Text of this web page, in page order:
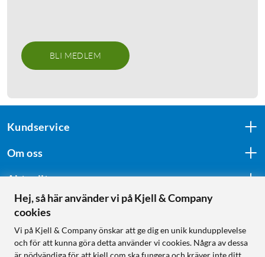
BLI MEDLEM
Kundservice
Om oss
Aktuellt
Följ oss
Hej, så här använder vi på Kjell & Company
cookies
Vi på Kjell & Company önskar att ge dig en unik kundupplevelse
och för att kunna göra detta använder vi cookies. Några av dessa
är nödvändiga för att kjell.com ska fungera och kräver inte ditt